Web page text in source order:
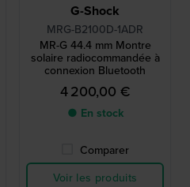
G-Shock
MRG-B2100D-1ADR
MR-G 44.4 mm Montre
solaire radiocommandée à
connexion Bluetooth
4 200,00 €
● En stock
Comparer
Voir les produits